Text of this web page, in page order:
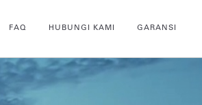
FAQ HUBUNGI KAMI GARANSI